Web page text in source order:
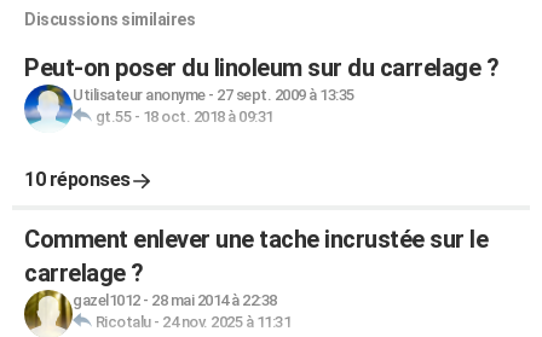
Discussions similaires
Peut-on poser du linoleum sur du carrelage ?
Utilisateur anonyme- 27 sept. 2009 à 13:35
gt.55- 18 oct. 2018 à 09:31
10 réponses
Comment enlever une tache incrustée sur le
carrelage ?
gazel1012- 28 mai 2014 à 22:38
Ricotalu- 24 nov. 2025 à 11:31